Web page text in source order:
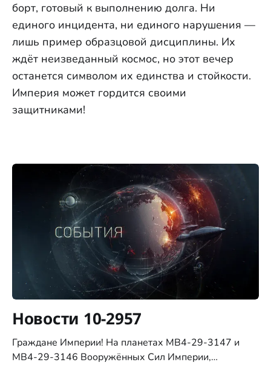
борт, готовый к выполнению долга. Ни
единого инцидента, ни единого нарушения —
лишь пример образцовой дисциплины. Их
ждёт неизведанный космос, но этот вечер
останется символом их единства и стойкости.
Империя может гордится своими
защитниками!
Новости 10-2957
Граждане Империи! На планетах MB4-29-3147 и
MB4-29-3146 Вооружённых Сил Империи,